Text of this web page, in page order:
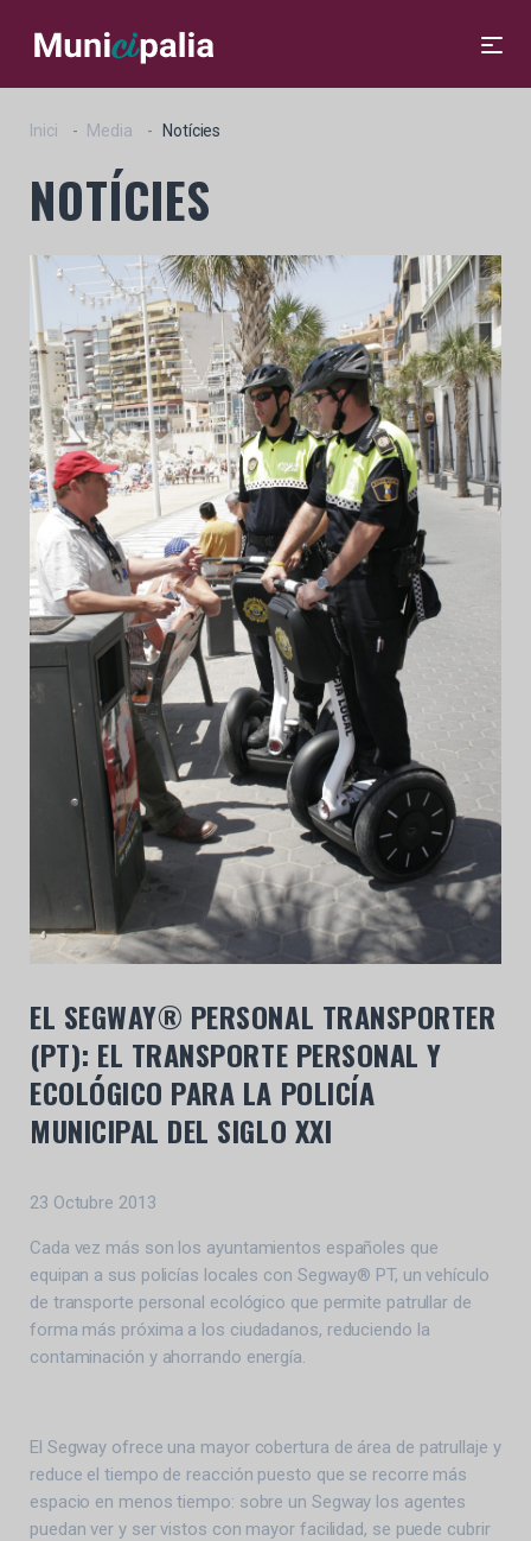
Inici Media Notícies
NOTÍCIES
EL SEGWAY® PERSONAL TRANSPORTER
(PT): EL TRANSPORTE PERSONAL Y
ECOLÓGICO PARA LA POLICÍA
MUNICIPAL DEL SIGLO XXI
23 Octubre 2013
Cada vez más son los ayuntamientos españoles que
equipan a sus policías locales con Segway® PT, un vehículo
de transporte personal ecológico que permite patrullar de
forma más próxima a los ciudadanos, reduciendo la
contaminación y ahorrando energía.
El Segway ofrece una mayor cobertura de área de patrullaje y
reduce el tiempo de reacción puesto que se recorre más
espacio en menos tiempo: sobre un Segway los agentes
puedan ver y ser vistos con mayor facilidad, se puede cubrir